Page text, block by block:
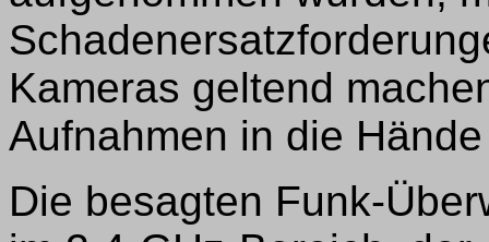
Kameras geltend
Aufnahmen in die
Die besagten Funk-